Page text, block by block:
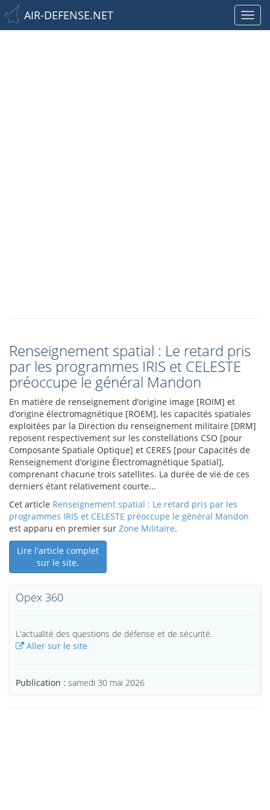
AIR-DEFENSE.NET
Renseignement spatial : Le retard pris
par les programmes IRIS et CELESTE
préoccupe le général Mandon
En matière de renseignement d’origine image [ROIM] et
d’origine électromagnétique [ROEM], les capacités spatiales
exploitées par la Direction du renseignement militaire [DRM]
reposent respectivement sur les constellations CSO [pour
Composante Spatiale Optique] et CERES [pour Capacités de
Renseignement d’origine Électromagnétique Spatial],
comprenant chacune trois satellites. La durée de vie de ces
derniers étant relativement courte...
Cet article Renseignement spatial : Le retard pris par les
programmes IRIS et CELESTE préoccupe le général Mandon
est apparu en premier sur Zone Militaire.
Lire l'article complet
sur le site.
Opex 360
L'actualité des questions de défense et de sécurité.
Aller sur le site
Publication : samedi 30 mai 2026